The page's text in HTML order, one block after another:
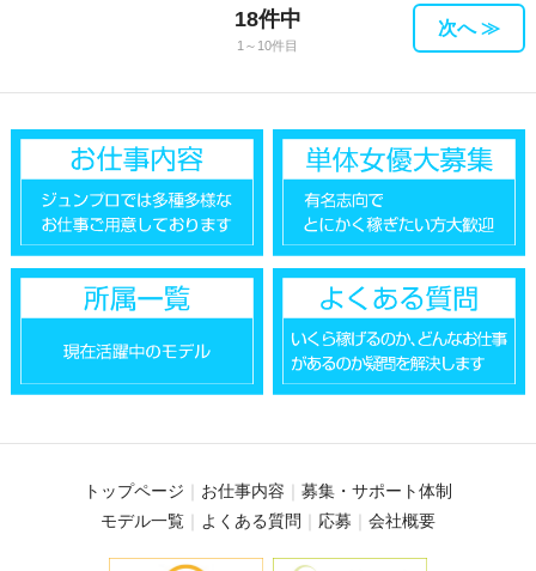
次へ ≫
18件中
1～10件目
トップページ お仕事内容
募集・サポート体制
モデル一覧
よくある質問 応募 会社概要